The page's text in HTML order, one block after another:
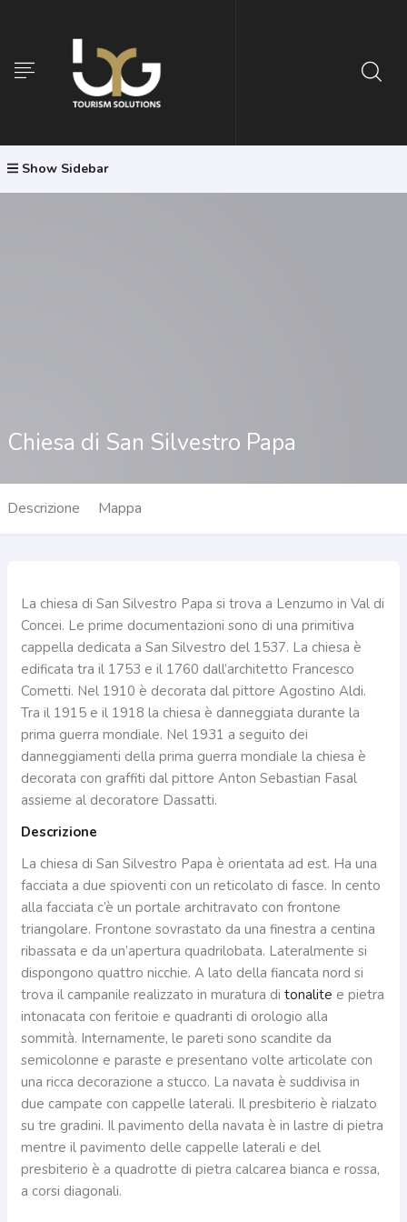
Show Sidebar
Chiesa di San Silvestro Papa
Descrizione Mappa
La chiesa di San Silvestro Papa si trova a Lenzumo in Val di
Concei. Le prime documentazioni sono di una primitiva
cappella dedicata a San Silvestro del 1537. La chiesa è
edificata tra il 1753 e il 1760 dall’architetto Francesco
Cometti. Nel 1910 è decorata dal pittore Agostino Aldi.
Tra il 1915 e il 1918 la chiesa è danneggiata durante la
prima guerra mondiale. Nel 1931 a seguito dei
danneggiamenti della prima guerra mondiale la chiesa è
decorata con graffiti dal pittore Anton Sebastian Fasal
assieme al decoratore Dassatti.
Descrizione
La chiesa di San Silvestro Papa è orientata ad est. Ha una
facciata a due spioventi con un reticolato di fasce. In cento
alla facciata c’è un portale architravato con frontone
triangolare. Frontone sovrastato da una finestra a centina
ribassata e da un’apertura quadrilobata. Lateralmente si
dispongono quattro nicchie. A lato della fiancata nord si
trova il campanile realizzato in muratura di tonalite e pietra
intonacata con feritoie e quadranti di orologio alla
sommità. Internamente, le pareti sono scandite da
semicolonne e paraste e presentano volte articolate con
una ricca decorazione a stucco. La navata è suddivisa in
due campate con cappelle laterali. Il presbiterio è rialzato
su tre gradini. Il pavimento della navata è in lastre di pietra
mentre il pavimento delle cappelle laterali e del
presbiterio è a quadrotte di pietra calcarea bianca e rossa,
a corsi diagonali.